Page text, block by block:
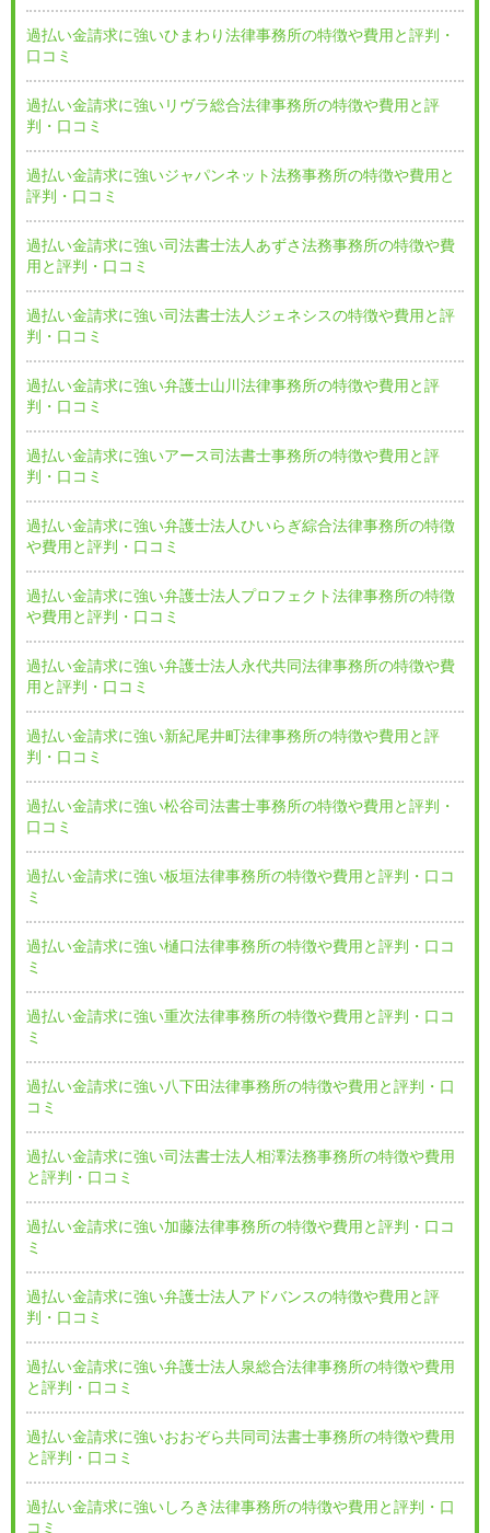
過払い金請求に強いひまわり法律事務所の特徴や費用と評判・
口コミ
過払い金請求に強いリヴラ総合法律事務所の特徴や費用と評
判・口コミ
過払い金請求に強いジャパンネット法務事務所の特徴や費用と
評判・口コミ
過払い金請求に強い司法書士法人あずさ法務事務所の特徴や費
用と評判・口コミ
過払い金請求に強い司法書士法人ジェネシスの特徴や費用と評
判・口コミ
過払い金請求に強い弁護士山川法律事務所の特徴や費用と評
判・口コミ
過払い金請求に強いアース司法書士事務所の特徴や費用と評
判・口コミ
過払い金請求に強い弁護士法人ひいらぎ綜合法律事務所の特徴
や費用と評判・口コミ
過払い金請求に強い弁護士法人プロフェクト法律事務所の特徴
や費用と評判・口コミ
過払い金請求に強い弁護士法人永代共同法律事務所の特徴や費
用と評判・口コミ
過払い金請求に強い新紀尾井町法律事務所の特徴や費用と評
判・口コミ
過払い金請求に強い松谷司法書士事務所の特徴や費用と評判・
口コミ
過払い金請求に強い板垣法律事務所の特徴や費用と評判・口コ
ミ
過払い金請求に強い樋口法律事務所の特徴や費用と評判・口コ
ミ
過払い金請求に強い重次法律事務所の特徴や費用と評判・口コ
ミ
過払い金請求に強い八下田法律事務所の特徴や費用と評判・口
コミ
過払い金請求に強い司法書士法人相澤法務事務所の特徴や費用
と評判・口コミ
過払い金請求に強い加藤法律事務所の特徴や費用と評判・口コ
ミ
過払い金請求に強い弁護士法人アドバンスの特徴や費用と評
判・口コミ
過払い金請求に強い弁護士法人泉総合法律事務所の特徴や費用
と評判・口コミ
過払い金請求に強いおおぞら共同司法書士事務所の特徴や費用
と評判・口コミ
過払い金請求に強いしろき法律事務所の特徴や費用と評判・口
コミ